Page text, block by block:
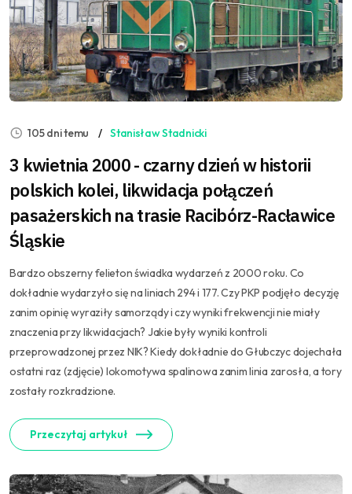
105 dni temu Stanisław Stadnicki
3 kwietnia 2000 - czarny dzień w historii
polskich kolei, likwidacja połączeń
pasażerskich na trasie Racibórz-Racławice
Śląskie
Bardzo obszerny felieton świadka wydarzeń z 2000 roku. Co
dokładnie wydarzyło się na liniach 294 i 177. Czy PKP podjęło decyzję
zanim opinię wyraziły samorządy i czy wyniki frekwencji nie miały
znaczenia przy likwidacjach? Jakie były wyniki kontroli
przeprowadzonej przez NIK? Kiedy dokładnie do Głubczyc dojechała
ostatni raz (zdjęcie) lokomotywa spalinowa zanim linia zarosła, a tory
zostały rozkradzione.
Przeczytaj artykuł